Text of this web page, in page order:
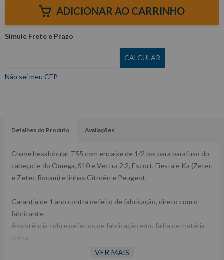
ADICIONAR AO CARRINHO
Não sei meu CEP
Detalhes do Produto Avaliações
Chave hexalobular T55 com encaixe de 1/2 pol para parafuso do
cabeçote do Omega, S10 e Vectra 2.2, Escort, Fiesta e Ka (Zetec
e Zetec Rocam) e linhas Citroën e Peugeot.
Garantia de 1 ano contra defeito de fabricação, direto com o
fabricante.
Assistência cobre defeitos de fabricação e/ou falha de matéria-
prima.
VER MAIS